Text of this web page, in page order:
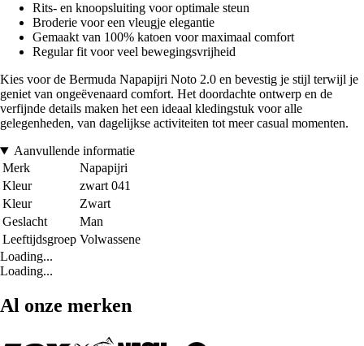
Rits- en knoopsluiting voor optimale steun
Broderie voor een vleugje elegantie
Gemaakt van 100% katoen voor maximaal comfort
Regular fit voor veel bewegingsvrijheid
Kies voor de Bermuda Napapijri Noto 2.0 en bevestig je stijl terwijl je
geniet van ongeëvenaard comfort. Het doordachte ontwerp en de
verfijnde details maken het een ideaal kledingstuk voor alle
gelegenheden, van dagelijkse activiteiten tot meer casual momenten.
Aanvullende informatie
Merk
Napapijri
Kleur
zwart 041
Kleur
Zwart
Geslacht
Man
Leeftijdsgroep Volwassene
Loading...
Loading...
Al onze merken